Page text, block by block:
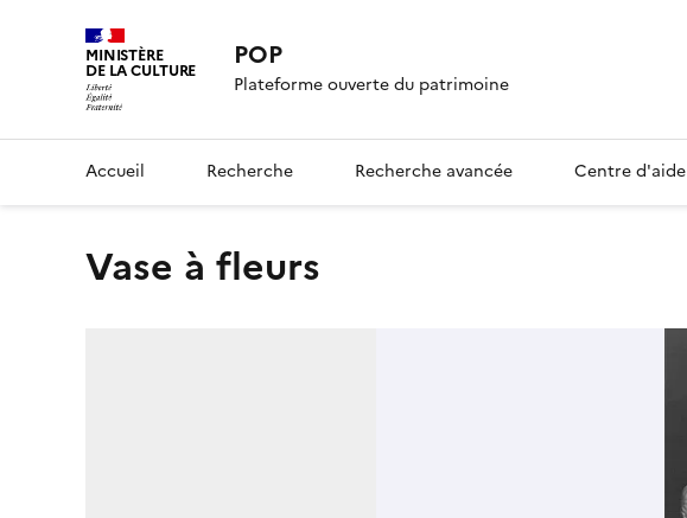
MINISTÈRE
DE LA CULTURE POP
Plateforme ouverte du patrimoine
Accueil Recherche Recherche avancée Centre d'aide
vase à fleurs